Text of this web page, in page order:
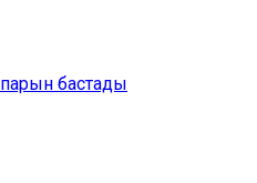
бастады